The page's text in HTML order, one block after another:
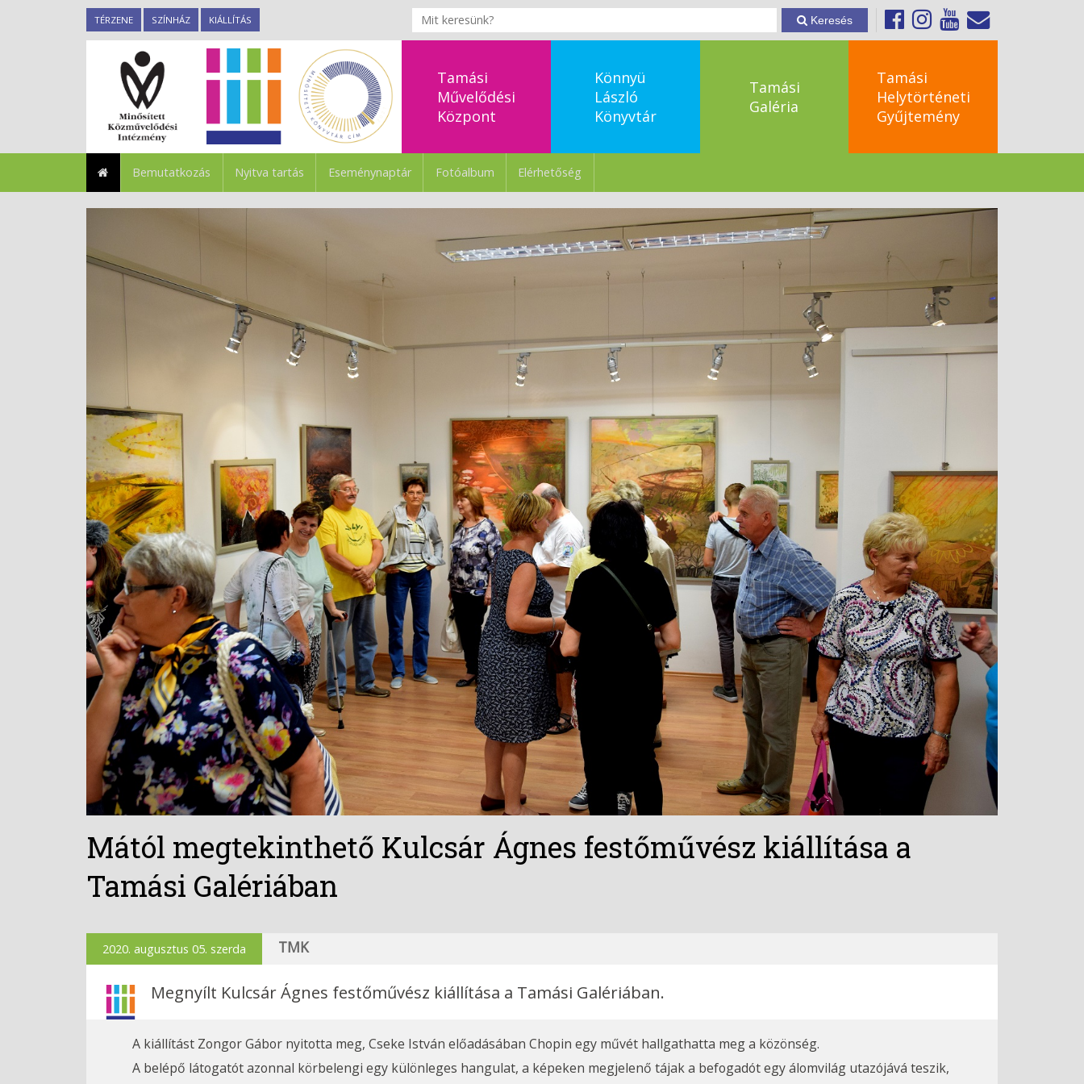
TÉRZENE SZÍNHÁZ KIÁLLÍTÁS Keresés
Tamási
Művelődési
Központ
Könnyü
László
Könyvtár
Tamási
Galéria
Tamási
Helytörténeti
Gyűjtemény
Bemutatkozás Nyitva tartás Eseménynaptár Fotóalbum Elérhetőség
Mától megtekinthető Kulcsár Ágnes festőművész kiállítása a
Tamási Galériában
2020. augusztus 05. szerda TMK
Megnyílt Kulcsár Ágnes festőművész kiállítása a Tamási Galériában.
A kiállítást Zongor Gábor nyitotta meg, Cseke István előadásában Chopin egy művét hallgathatta meg a közönség.
A belépő látogatót azonnal körbelengi egy különleges hangulat, a képeken megjelenő tájak a befogadót egy álomvilág utazójává teszik,